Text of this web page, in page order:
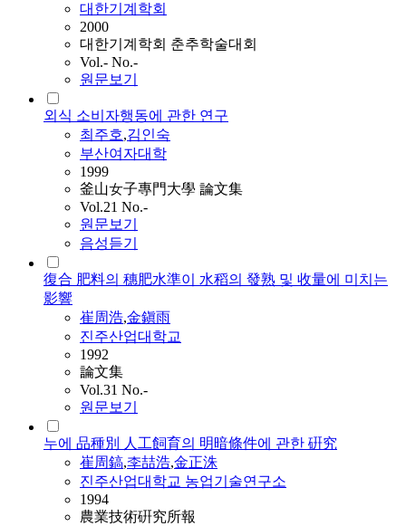
대한기계학회
2000
대한기계학회 춘추학술대회
Vol.- No.-
원문보기
외식 소비자행동에 관한 연구
최주호,김인숙
부산여자대학
1999
釜山女子專門大學 論文集
Vol.21 No.-
원문보기
음성듣기
復合 肥料의 穗肥水準이 水稻의 發熟 및 收量에 미치는
影響
崔周浩,金鎭雨
진주산업대학교
1992
論文集
Vol.31 No.-
원문보기
누에 品種別 人工飼育의 明暗條件에 관한 硏究
崔周鎬,李喆浩,金正洙
진주산업대학교 농업기술연구소
1994
農業技術硏究所報